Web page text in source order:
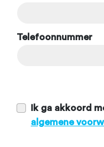
Telefoonnummer
Ik ga akkoord
algemene